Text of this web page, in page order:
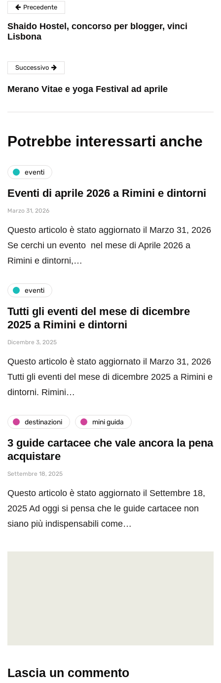
Precedente
Shaido Hostel, concorso per blogger, vinci
Lisbona
Successivo
Merano Vitae e yoga Festival ad aprile
Potrebbe interessarti anche
eventi
Eventi di aprile 2026 a Rimini e dintorni
Marzo 31, 2026
Questo articolo è stato aggiornato il Marzo 31, 2026
Se cerchi un evento nel mese di Aprile 2026 a
Rimini e dintorni,…
eventi
Tutti gli eventi del mese di dicembre
2025 a Rimini e dintorni
Dicembre 3, 2025
Questo articolo è stato aggiornato il Marzo 31, 2026
Tutti gli eventi del mese di dicembre 2025 a Rimini e
dintorni. Rimini…
destinazioni mini guida
3 guide cartacee che vale ancora la pena
acquistare
Settembre 18, 2025
Questo articolo è stato aggiornato il Settembre 18,
2025 Ad oggi si pensa che le guide cartacee non
siano più indispensabili come…
Lascia un commento